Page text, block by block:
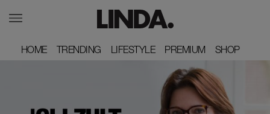
HOME
HOME TRENDING
TRENDING LIFESTYLE
LIFESTYLE PREMIUM
PREMIUM SHOP
SHOP